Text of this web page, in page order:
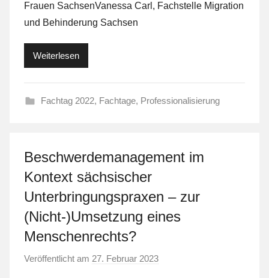
a
Frauen SachsenVanessa Carl, Fachstelle Migration
und Behinderung Sachsen
Weiterlesen
Fachtag 2022, Fachtage, Professionalisierung
Beschwerdemanagement im
Kontext sächsischer
Unterbringungspraxen – zur
(Nicht-)Umsetzung eines
Menschenrechts?
Veröffentlicht am 27. Februar 2023